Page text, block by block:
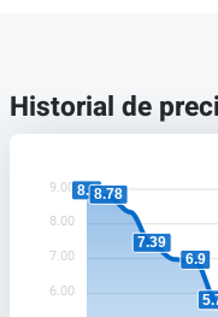
Historial de
9.00
8.00
7.00
6.00
8.98.78
7.39
6.9